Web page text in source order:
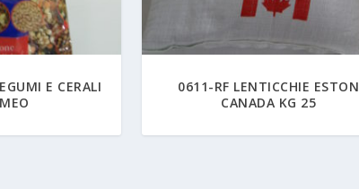
E CERALI
0611-RF LENTICCHIE ESTON
CANADA KG 25